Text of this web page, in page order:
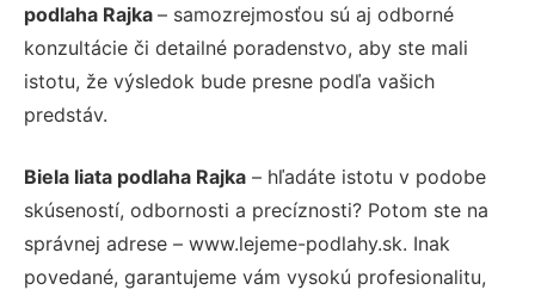
podlaha Rajka – samozrejmosťou sú aj odborné
konzultácie či detailné poradenstvo, aby ste mali
istotu, že výsledok bude presne podľa vašich
predstáv.
Biela liata podlaha Rajka – hľadáte istotu v podobe
skúseností, odbornosti a precíznosti? Potom ste na
správnej adrese – www.lejeme-podlahy.sk. Inak
povedané, garantujeme vám vysokú profesionalitu,